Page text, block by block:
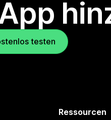
testen
Ressourcen